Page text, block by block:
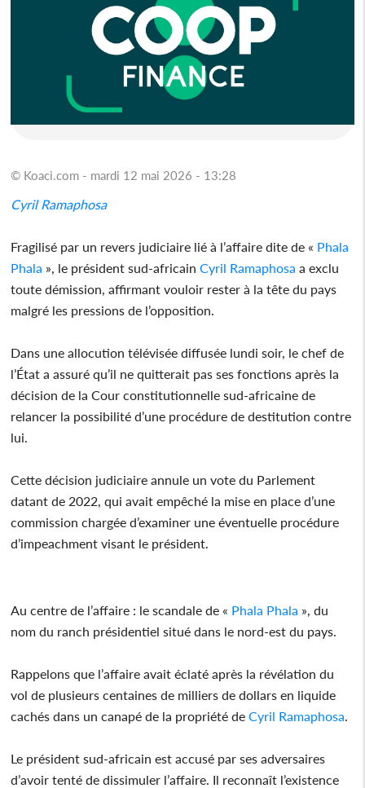
© Koaci.com - mardi 12 mai 2026 - 13:28
Cyril Ramaphosa
Fragilisé par un revers judiciaire lié à l’affaire dite de « Phala
Phala », le président sud-africainCyril Ramaphosa a exclu
toute démission, affirmant vouloir rester à la tête du pays
malgré les pressions de l’opposition.
Dans une allocution télévisée diffusée lundi soir, le chef de
l’État a assuré qu’il ne quitterait pas ses fonctions après la
décision de la Cour constitutionnelle sud-africaine de
relancer la possibilité d’une procédure de destitution contre
lui.
Cette décision judiciaire annule un vote du Parlement
datant de 2022, qui avait empêché la mise en place d’une
commission chargée d’examiner une éventuelle procédure
d’impeachment visant le président.
Au centre de l’affaire : le scandale de « Phala Phala », du
nom du ranch présidentiel situé dans le nord-est du pays.
Rappelons que l’affaire avait éclaté après la révélation du
vol de plusieurs centaines de milliers de dollars en liquide
cachés dans un canapé de la propriété deCyril Ramaphosa
Le président sud-africain est accusé par ses adversaires
d’avoir tenté de dissimuler l’affaire. Il reconnaît l’existence